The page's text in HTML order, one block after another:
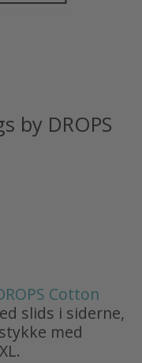
by DROPS
Cotton
slids i siderne,
med